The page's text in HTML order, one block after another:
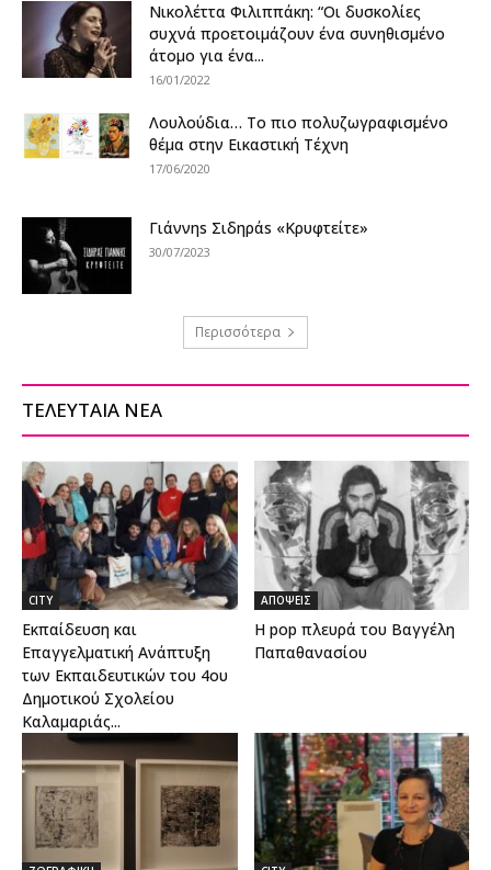
Νικολέττα Φιλιππάκη: “Οι δυσκολίες
συχνά προετοιμάζουν ένα συνηθισμένο
άτομο για ένα...
16/01/2022
Λουλούδια… Το πιο πολυζωγραφισμένο
θέμα στην Εικαστική Τέχνη
17/06/2020
Γιάννηs Σιδηράs «Κρυφτείτε»
30/07/2023
Περισσότερα
ΤΕΛΕΥΤΑΙΑ ΝΕΑ
CITY
Εκπαίδευση και
Επαγγελματική Ανάπτυξη
των Εκπαιδευτικών του 4ου
Δημοτικού Σχολείου
Καλαμαριάς...
ΑΠΟΨΕΙΣ
Η pop πλευρά του Βαγγέλη
Παπαθανασίου